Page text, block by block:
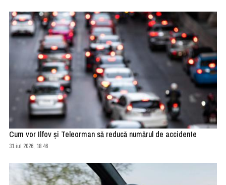
Cum vor Ilfov și Teleorman să reducă numărul de accidente
31 iul 2026, 18:46